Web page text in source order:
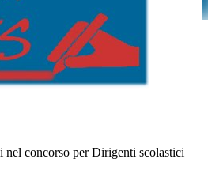
nel concorso per Dirigenti scolastici